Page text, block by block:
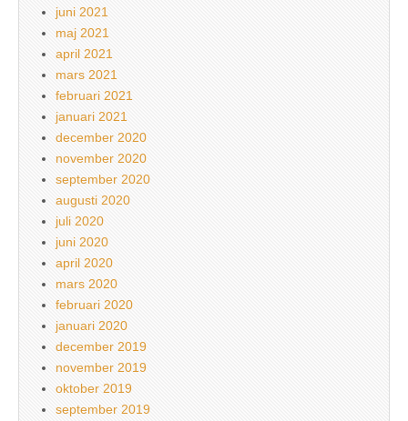
juni 2021
maj 2021
april 2021
mars 2021
februari 2021
januari 2021
december 2020
november 2020
september 2020
augusti 2020
juli 2020
juni 2020
april 2020
mars 2020
februari 2020
januari 2020
december 2019
november 2019
oktober 2019
september 2019